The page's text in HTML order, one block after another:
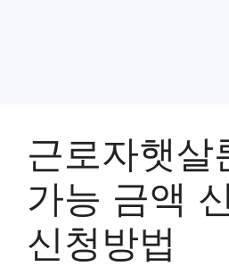
근로자햇살
가능 금액
신청방법